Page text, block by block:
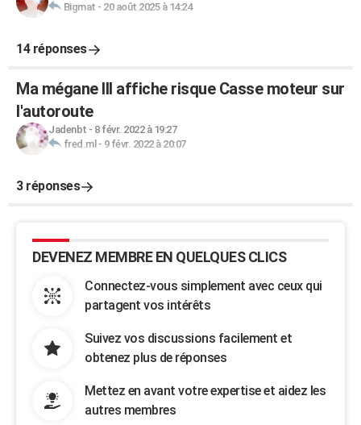
Bigmat - 20 août 2025 à 14:24
14 réponses
Ma mégane III affiche risque Casse moteur sur
l'autoroute
Jadenbt - 8 févr. 2022 à 19:27
fred.ml - 9 févr. 2022 à 20:07
3 réponses
DEVENEZ MEMBRE EN QUELQUES CLICS
Connectez-vous simplement avec ceux qui
partagent vos intérêts
Suivez vos discussions facilement et
obtenez plus de réponses
Mettez en avant votre expertise et aidez les
autres membres